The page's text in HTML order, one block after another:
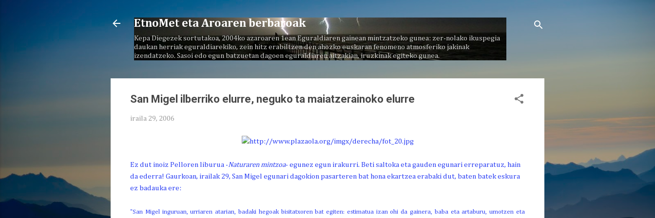
EtnoMet eta Aroaren berbaroak
Kepa Diegezek sortutakoa, 2004ko azaroaren 1ean Eguraldiaren gainean mintzatzeko gunea: zer-nolako ikuspegia
daukan herriak eguraldiarekiko, zein hitz erabiltzen den ahozko euskaran fenomeno atmosferiko jakinak
izendatzeko. Sasoi edo egun batzuetan dagoen eguraldiaren aitzakian, iruzkinak egiteko gunea.
San Migel ilberriko elurre, neguko ta maiatzerainoko elurre
iraila 29, 2006
Ez dut inoiz Pelloren liburua - Naturaren mintzoa- egunez egun irakurri. Beti saltoka eta gauden egunari erreparatuz, hain
da ederra! Gaurkoan, irailak 29, San Migel egunari dagokion pasarteren bat hona ekartzea erabaki dut, baten batek eskura
ez badauka ere:
"San Migel inguruan, urriaren atarian, badaki hegoak bisitatxoren bat egiten: estimatua izan ohi da gainera, baba eta artaburu, umotzen eta